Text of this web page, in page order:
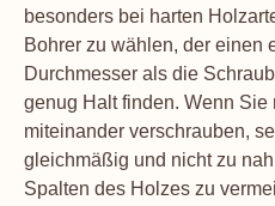
besonders bei harten
Bohrer zu wählen, der einen
Durchmesser als die
genug Halt finden. Wenn Sie
miteinander verschrauben,
gleichmäßig und nicht zu
Spalten des Holzes zu